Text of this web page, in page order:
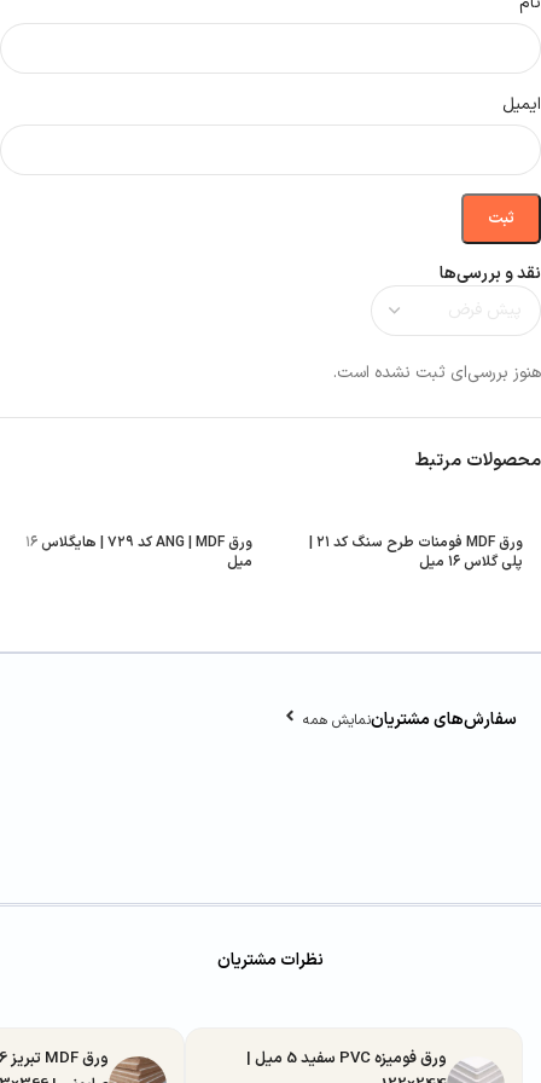
نقد و بررسی‌ها
هنوز بررسی‌ای ثبت نشده است.
ایمیل
محصولات مرتبط
ورق MDF فومنات طرح سنگ کد ۲۱ |
پلی گلاس ۱۶ میل
ورق ANG | MDF کد ۷۲۹ | هایگلاس ۱۶
میل
سفارش‌های مشتریاننمایش همه
نظرات مشتریان
ورق فومیزه PVC سفید 5 میل |